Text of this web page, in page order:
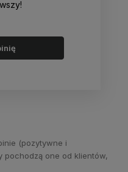
(pozytywne i
pochodzą one od klientów,